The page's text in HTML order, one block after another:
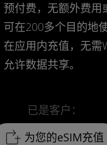
预付费，无额外费用
可在200多个目的地
在应用内充值，无需
允许数据共享。
已是客户：
为您的eSIM充值